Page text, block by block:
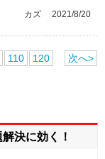
2021/8/20
カズ
110 120 次へ>
解決に効く！